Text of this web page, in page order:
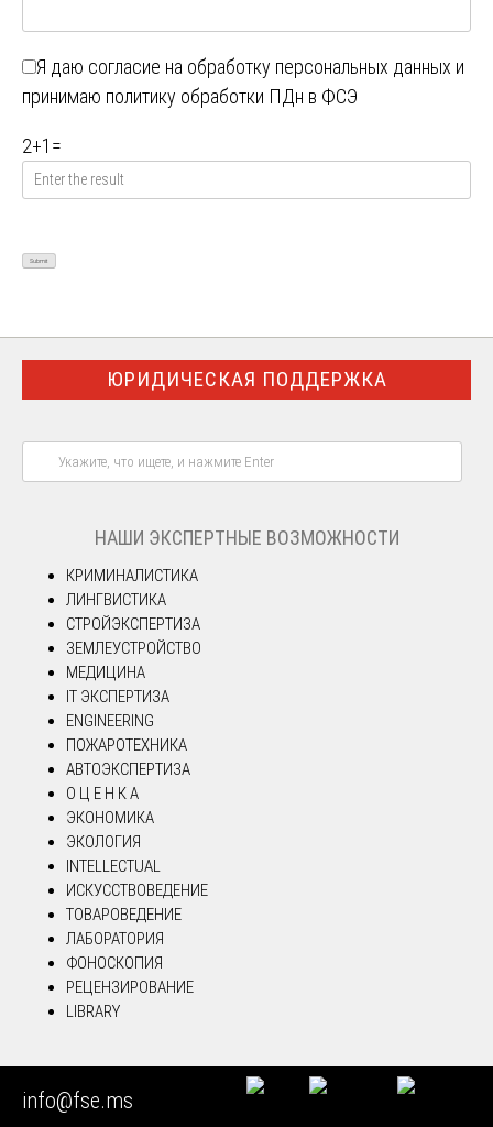
Я даю согласие на обработку персональных данных и
принимаю политику обработки ПДн в ФСЭ
2+1 =
ЮРИДИЧЕСКАЯ ПОДДЕРЖКА
НАШИ ЭКСПЕРТНЫЕ ВОЗМОЖНОСТИ
КРИМИНАЛИСТИКА
ЛИНГВИСТИКА
СТРОЙЭКСПЕРТИЗА
ЗЕМЛЕУСТРОЙСТВО
МЕДИЦИНА
IT ЭКСПЕРТИЗА
ENGINEERING
ПОЖАРОТЕХНИКА
АВТОЭКСПЕРТИЗА
О Ц Е Н К А
ЭКОНОМИКА
ЭКОЛОГИЯ
INTELLECTUAL
ИСКУССТВОВЕДЕНИЕ
ТОВАРОВЕДЕНИЕ
ЛАБОРАТОРИЯ
ФОНОСКОПИЯ
РЕЦЕНЗИРОВАНИЕ
LIBRARY
ВАКАНСИИ СУДЕБНЫХ ЭКСПЕРТОВ
info@fse.ms